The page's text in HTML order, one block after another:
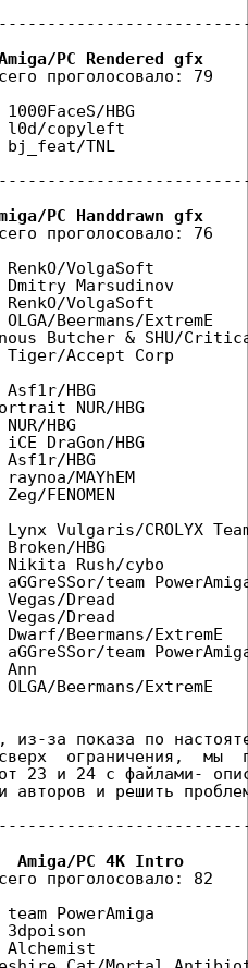
проголосовало: 79
HBG
l0d/copyleft
TNL
проголосовало: 76
VolgaSoft
Marsudinov
VolgaSoft
Beermans/
Butcher & SHU/
Tiger/Accept Corp
Asf1r/HBG
NUR/HBG
NUR/HBG
iCE DraGon/HBG
Asf1r/HBG
raynoa/MAYhEM
FENOMEN
Vulgaris/CROLYX
HBG
Nikita Rush/cybo
team
Dread
Vegas/Dread
Beermans/
team
Ann
Beermans/
из-за показа по
ограничения,  мы
23 и 24 с файлами-
авторов и решить
проголосовало: 82
PowerAmiga